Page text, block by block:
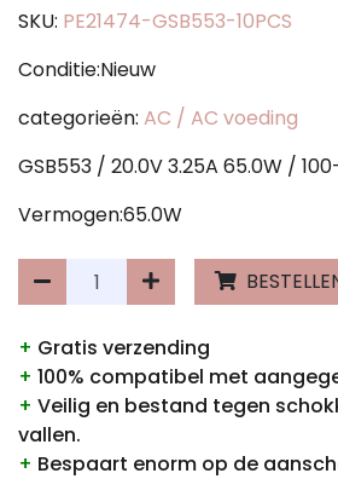
SKU: PE21474-GSB553-10PCS
Conditie:Nieuw
categorieën: AC / AC voeding
GSB553 / 20.0V 3.25A 65.0W /
Vermogen:65.0W
+ Gratis verzending
+ 100% compatibel met
+ Veilig en bestand tegen
vallen.
+ Bespaart enorm op de